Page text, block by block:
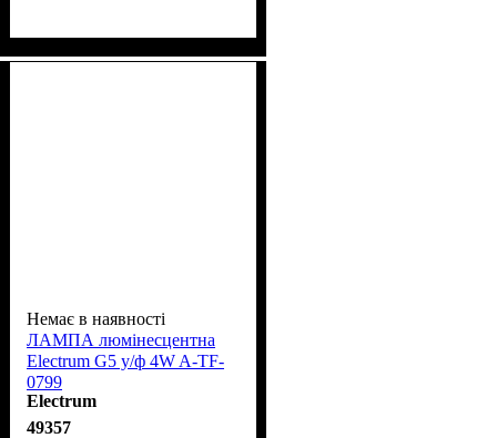
Немає в наявності
ЛАМПА люмінесцентна
Electrum G5 у/ф 4W A-TF-
0799
Electrum
49357